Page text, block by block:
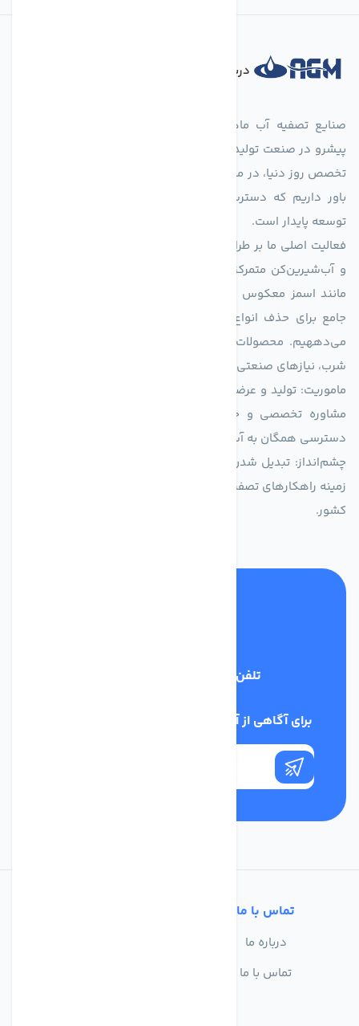
درباره فروشگاه
پیشرو در صنعت تولید تجهیزات تصفیه آب، با تکیه بر دانش فنی و
تخصص روز دنیا، در مسیر تأمین آب سالم و پایدار گام برمی‌دارد. ما
باور داریم که دسترسی به آب پاک، یک حق اساسی و زیربنای
توسعه پایدار است.
فعالیت اصلی ما بر طراحی و تولید سیستم‌های پیشرفته تصفیه آب
و آب‌شیرین‌کن متمرکز است. ما با بهره‌گیری از فناوری‌های نوین
جامع برای حذف انواع آلاینده‌ها، املاح و نمک از منابع آبی ارائه
می‌دههیم. محصولات ما برای مصارف متنوعی از جمله تأمین آب
شرب، نیازهای صنعتی و کشاورزی طراحی و بهینه‌سازی شده‌اند.
ماموریت: تولید و عرضه محصولاتی با بالاترین استاندارد کیفی، ارائه
مشاوره تخصصی و خدمات پس از فروش مطمئن برای تضمین
دسترسی همگان به آب پاک و سالم.
چشم‌انداز: تبدیل شدن به انتخاب اول صنایع و مصرف‌کنندگان در
زمینه راهکارهای تصفیه آب و ایفای نقشی کلیدی در حفظ منابع آبی
کشور.
تلفن پشتیبانی
برای آگاهی از آخرین اخبار در خبرنامه ما عضو شوید
تماس با ما
درباره ما
تماس با ما